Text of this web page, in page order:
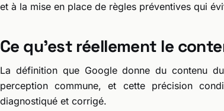
et à la mise en place de règles préventives qui
Ce qu'est réellement le
La définition que Google donne du contenu
perception commune, et cette précision
diagnostiqué et corrigé.